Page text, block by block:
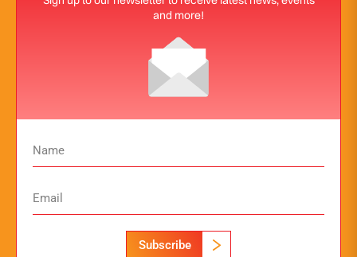
and more!
Subscribe